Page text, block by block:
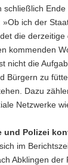
schließlich
»Ob ich der
die
kommenden
nicht die
Bürgern zu
Dazu
Netzwerke
und Polizei
im
Abklingen